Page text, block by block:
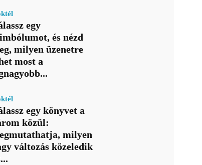
egy
és nézd
milyen üzenetre
most a
egy könyvet a
közül:
milyen
változás közeledik